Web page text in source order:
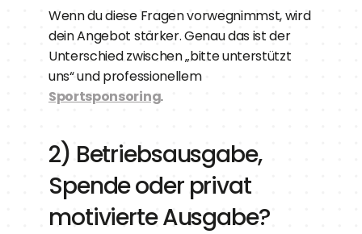
Wenn du diese Fragen vorwegnimmst, wird
dein Angebot stärker. Genau das ist der
Unterschied zwischen „bitte unterstützt
uns“ und professionellem
Sportsponsoring.
2) Betriebsausgabe,
Spende oder privat
motivierte Ausgabe?